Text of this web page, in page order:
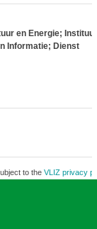
en Energie; Instituut
Informatie; Dienst
to the VLIZ privacy